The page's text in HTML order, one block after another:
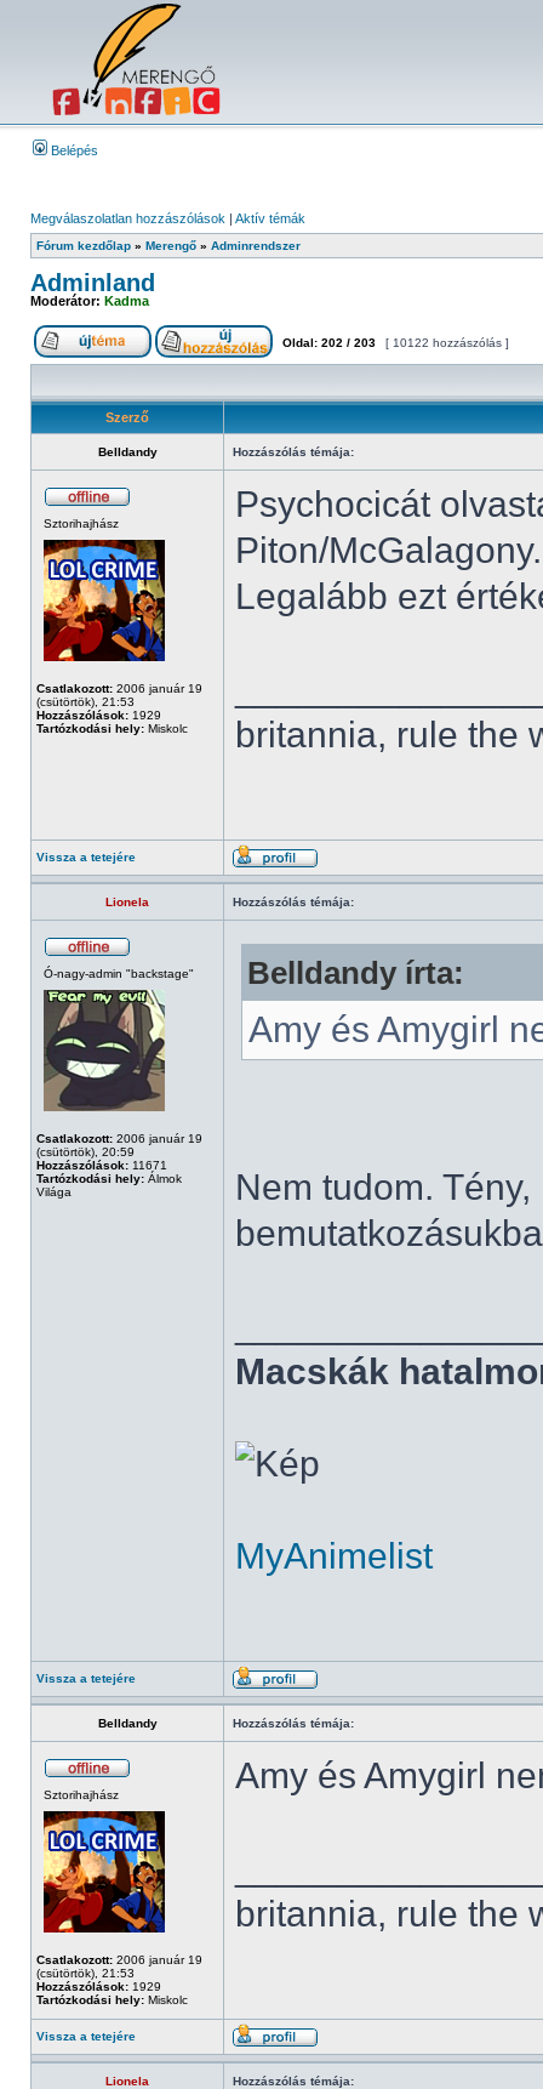
Belépés
Megválaszolatlan hozzászólások | Aktív témák
Fórum kezdőlap » Merengő » Adminrendszer
Adminland
Moderátor: Kadma
Oldal: 202 / 203 [ 10122 hozzászólás ]
Szerző
Belldandy Hozzászólás témája:
Sztorihajhász
Csatlakozott: 2006 január 19
(csütörtök), 21:53
Hozzászólások: 1929
Tartózkodási hely: Miskolc
Psychocicát
Piton/
Legalább ezt
britannia, rule the
Vissza a tetejére
Lionela Hozzászólás témája:
Ó-nagy-admin "backstage"
Csatlakozott: 2006 január 19
(csütörtök), 20:59
Hozzászólások: 11671
Tartózkodási hely: Álmok
Világa
Belldandy írta:
Amy és Amygirl
Nem tudom.
Macskák
MyAnimelist
Vissza a tetejére
Belldandy Hozzászólás témája:
Sztorihajhász
Csatlakozott: 2006 január 19
(csütörtök), 21:53
Hozzászólások: 1929
Tartózkodási hely: Miskolc
Amy és Amygirl
britannia, rule the
Vissza a tetejére
Lionela Hozzászólás témája: